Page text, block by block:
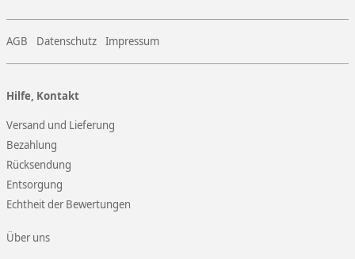
AGB Datenschutz Impressum
Hilfe, Kontakt
Versand und Lieferung
Bezahlung
Rücksendung
Entsorgung
Echtheit der Bewertungen
Über uns